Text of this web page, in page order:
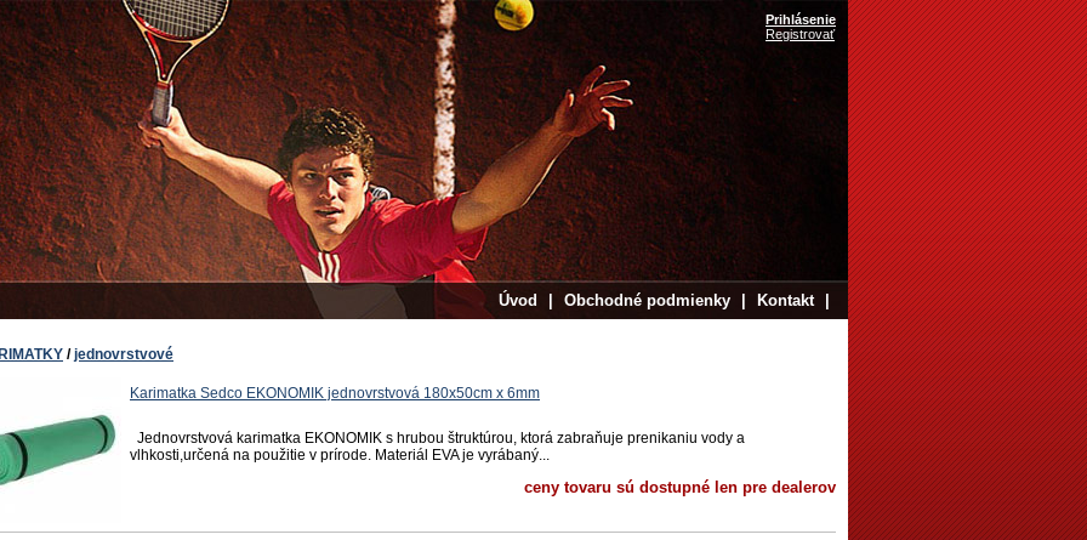
Prihlásenie
Registrovať
Úvod Obchodné podmienky Kontakt
/jednovrstvové
Karimatka Sedco EKONOMIK jednovrstvová 180x50cm x 6mm
Jednovrstvová karimatka EKONOMIK s hrubou štruktúrou, ktorá zabraňuje prenikaniu vody a
vlhkosti,určená na použitie v prírode. Materiál EVA je vyrábaný...
ceny tovaru sú dostupné len pre dealerov